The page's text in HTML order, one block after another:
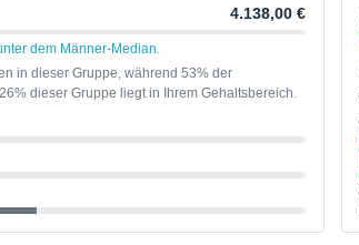
4.138,00 €
dem Männer-Median.
in dieser Gruppe, während 53% der
dieser Gruppe liegt in Ihrem Gehaltsbereich.